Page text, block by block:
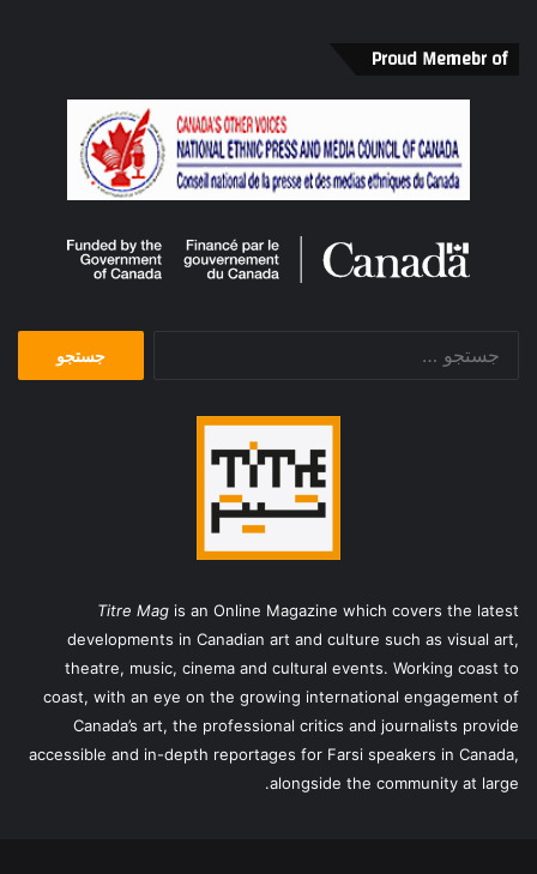
Proud Memebr of
Titre Mag is an Online Magazine which covers the latest
developments in Canadian art and culture such as visual art,
theatre, music, cinema and cultural events. Working coast to
coast, with an eye on the growing international engagement of
Canada’s art, the professional critics and journalists provide
accessible and in-depth reportages for Farsi speakers in Canada,
alongside the community at large.